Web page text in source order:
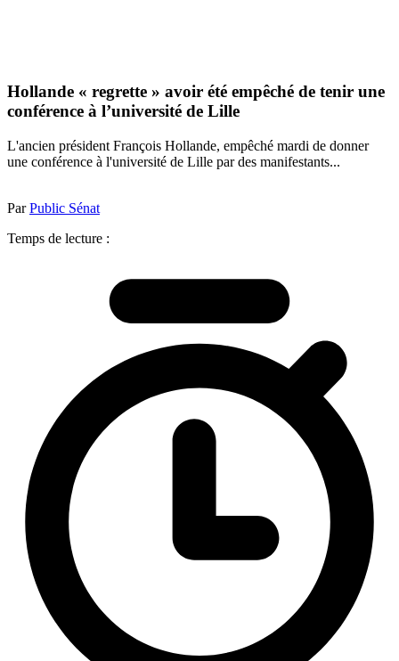
Hollande « regrette » avoir été empêché de tenir une
conférence à l’université de Lille
L'ancien président François Hollande, empêché mardi de donner
une conférence à l'université de Lille par des manifestants...
ParPublic Sénat
Temps de lecture :